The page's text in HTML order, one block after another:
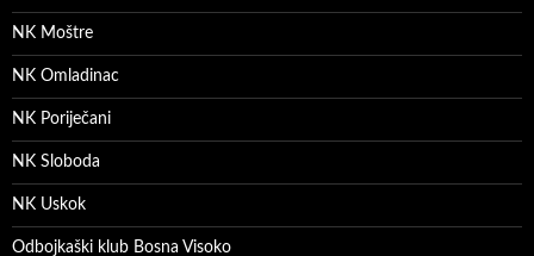
NK Moštre
NK Omladinac
NK Poriječani
NK Sloboda
NK Uskok
Odbojkaški klub Bosna Visoko